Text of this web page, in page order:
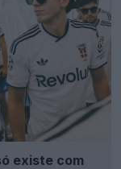
existe com